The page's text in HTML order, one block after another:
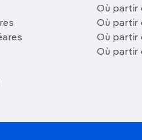
pourrez
avec
Où partir
Où partir
Où partir
Où partir